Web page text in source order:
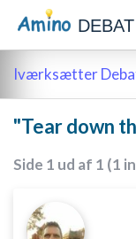
DEBAT
Iværksætter
"Tear down
Side 1 ud af 1 (1